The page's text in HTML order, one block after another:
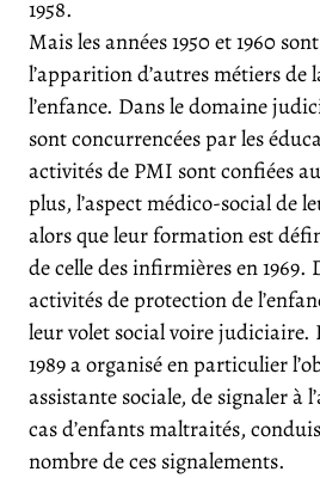
1958.
Mais les années 1950 et 1960
l’apparition d’autres métiers de
l’enfance. Dans le domaine
sont concurrencées par les
activités de PMI sont confiées
plus, l’aspect médico-social de
alors que leur formation est
de celle des infirmières en 1969.
activités de protection de
leur volet social voire judiciaire.
1989 a organisé en particulier
assistante sociale, de signaler à
cas d’enfants maltraités,
nombre de ces signalements.